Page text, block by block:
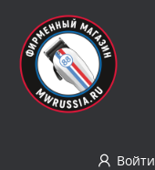
Войти